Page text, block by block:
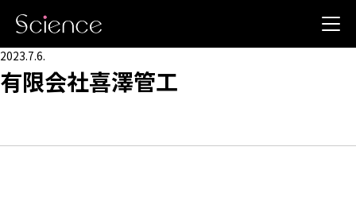
2023.7.6.
有限会社喜澤管工